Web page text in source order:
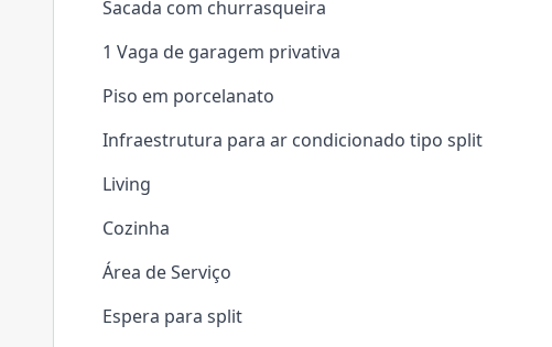
Sacada com churrasqueira
1 Vaga de garagem privativa
Piso em porcelanato
Infraestrutura para ar condicionado tipo split
Living
Cozinha
Área de Serviço
Espera para split